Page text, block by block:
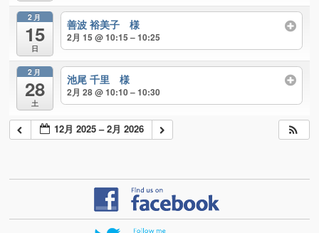
2月
15
日
善波 裕美子 様
2月 15 @ 10:15 – 10:25
2月
28
土
池尾 千里 様
2月 28 @ 10:10 – 10:30
12月 2025 – 2月 2026